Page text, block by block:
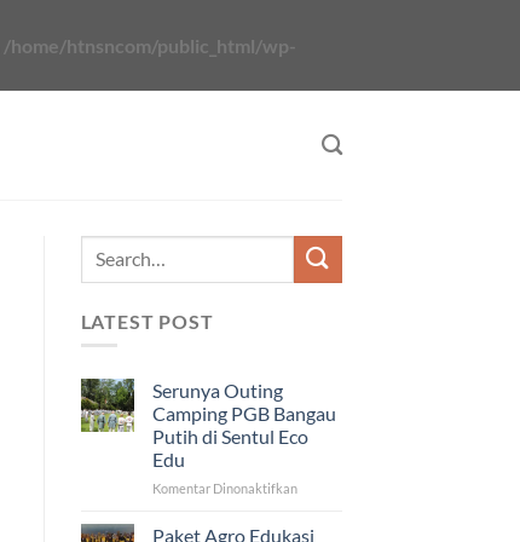
/home/htnsncom/public_html/wp-
LATEST POST
Serunya Outing
Camping PGB Bangau
Putih di Sentul Eco
Edu
Komentar Dinonaktifkanpada
Outing
Paket Agro Edukasi